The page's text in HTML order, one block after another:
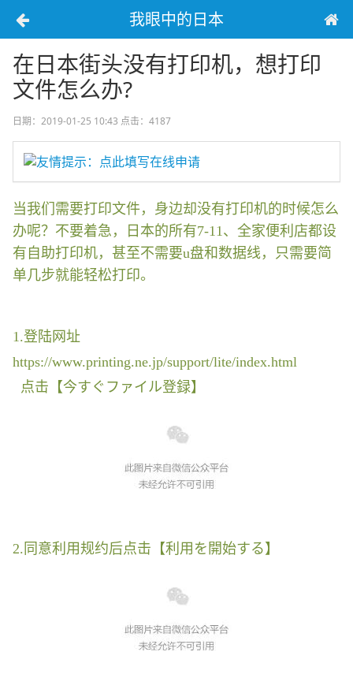
我眼中的日本
在日本街头没有打印机，想打印
文件怎么办?
日期：2019-01-25 10:43 点击：4187
友情提示：点此填写在线申请
当我们需要打印文件，身边却没有打印机的时候怎么
办呢？不要着急，日本的所有7-11、全家便利店都设
有自助打印机，甚至不需要u盘和数据线，只需要简
单几步就能轻松打印。
1.登陆网址
https://www.printing.ne.jp/support/lite/index.html
点击【今すぐファイル登録】
2.同意利用规约后点击【利用を開始する】